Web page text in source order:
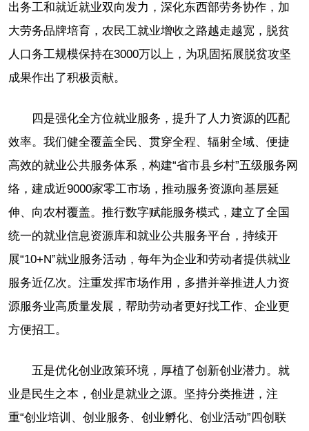
出务工和就近就业双向发力，深化东西部劳务协作，加
大劳务品牌培育，农民工就业增收之路越走越宽，脱贫
人口务工规模保持在3000万以上，为巩固拓展脱贫攻坚
成果作出了积极贡献。
四是强化全方位就业服务，提升了人力资源的匹配
效率。我们健全覆盖全民、贯穿全程、辐射全域、便捷
高效的就业公共服务体系，构建“省市县乡村”五级服务网
络，建成近9000家零工市场，推动服务资源向基层延
伸、向农村覆盖。推行数字赋能服务模式，建立了全国
统一的就业信息资源库和就业公共服务平台，持续开
展“10+N”就业服务活动，每年为企业和劳动者提供就业
服务近亿次。注重发挥市场作用，多措并举推进人力资
源服务业高质量发展，帮助劳动者更好找工作、企业更
方便招工。
五是优化创业政策环境，厚植了创新创业潜力。就
业是民生之本，创业是就业之源。坚持分类推进，注
重“创业培训、创业服务、创业孵化、创业活动”四创联